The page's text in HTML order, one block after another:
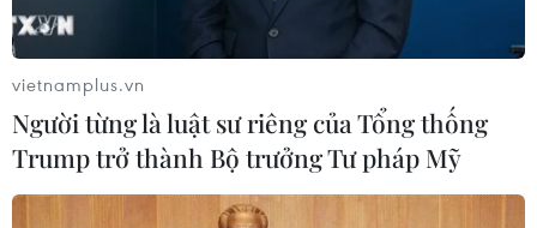
vietnamplus.vn
Người từng là luật sư riêng của Tổng thống
Trump trở thành Bộ trưởng Tư pháp Mỹ